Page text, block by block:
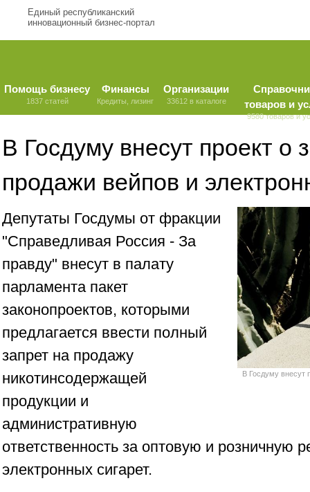
Единый республиканский
инновационный бизнес-портал
Помощь бизнесу
1837 статей
Финансы
Кредиты, лизинг
Организации
33612 в каталоге
товаров и
9580 товаров и
В Госдуму внесут проект о
продажи вейпов и
В Госдуму внесут
Депутаты Госдумы от фракции
"Справедливая Россия - За
правду" внесут в палату
парламента пакет
законопроектов, которыми
предлагается ввести полный
запрет на продажу
никотинсодержащей
продукции и
административную
ответственность за оптовую и розничную
электронных сигарет.